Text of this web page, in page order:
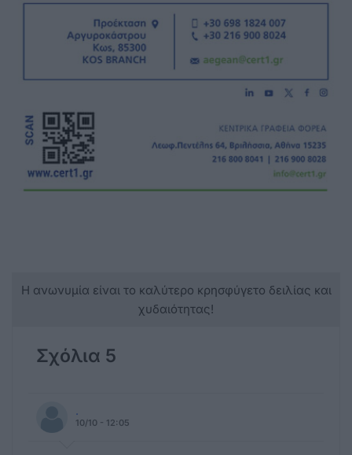
Η ανωνυμία είναι το καλύτερο κρησφύγετο δειλίας και
χυδαιότητας!
Σχόλια 5
.
10/10 - 12:05